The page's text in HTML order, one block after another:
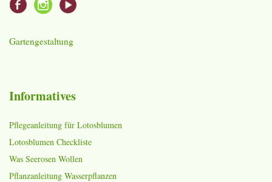
Gartengestaltung
Informatives
Pflegeanleitung für Lotosblumen
Lotosblumen Checkliste
Was Seerosen Wollen
Pflanzanleitung Wasserpflanzen